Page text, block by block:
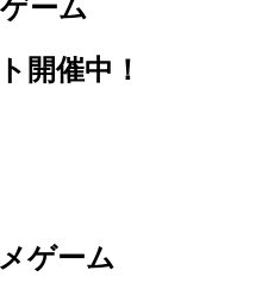
ーム
開催中！
ゲーム